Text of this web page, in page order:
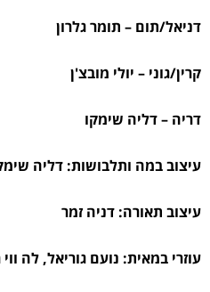
דניאל/תום – תומר גלרון
קרין/גוני – יולי מובצ'ן
דריה – דליה שימקו
עיצוב במה ותלבושות: דליה
עיצוב תאורה: דניה זמר
עוזרי במאית: נועם גוריאל, לה ווי